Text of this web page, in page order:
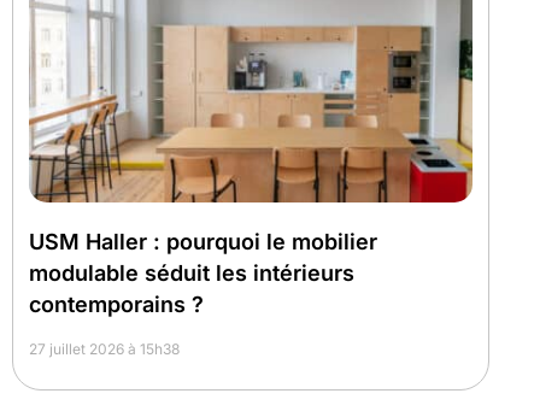
USM Haller : pourquoi le mobilier
modulable séduit les intérieurs
contemporains ?
27 juillet 2026 à 15h38